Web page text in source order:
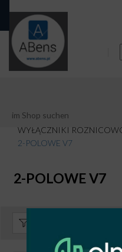
ONLINESHOP
WYŁĄCZNIKI
2-POLOWE V7
2-POLOWE V7